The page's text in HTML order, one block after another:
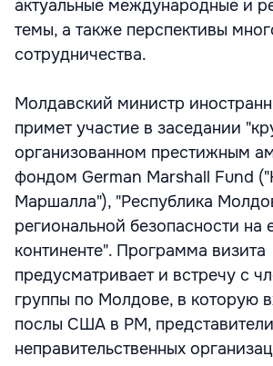
актуальные международные и
темы, а также перспективы
сотрудничества.
Молдавский министр
примет участие в заседании
организованном престижным
фондом German Marshall Fund
Маршалла"), "Республика
региональной безопасности на
континенте". Программа визита
предусматривает и встречу с
группы по Молдове, в которую
послы США в РМ,
неправительственных